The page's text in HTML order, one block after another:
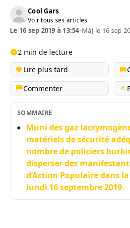
Cool Gars
Voir tous ses articles
Le 16 sep 2019 à 13:54•MàJ le 16 sep
2 min de lecture
Lire plus tard
Commenter
SOMMAIRE
Muni des gaz
matériels de sécurité
nombre de policiers
disperser des
d’Action Populaire dans
lundi 16 septembre 2019.